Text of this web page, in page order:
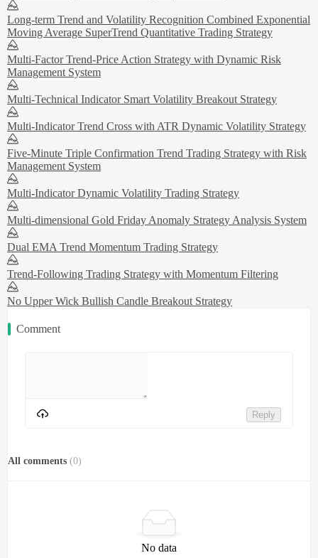
Long-term Trend and Volatility Recognition Combined Exponential
Moving Average SuperTrend Quantitative Trading Strategy
Multi-Factor Trend-Price Action Strategy with Dynamic Risk
Management System
Multi-Technical Indicator Smart Volatility Breakout Strategy
Multi-Indicator Trend Cross with ATR Dynamic Volatility Strategy
Five-Minute Triple Confirmation Trend Trading Strategy with Risk
Management System
Multi-Indicator Dynamic Volatility Trading Strategy
Multi-dimensional Gold Friday Anomaly Strategy Analysis System
Dual EMA Trend Momentum Trading Strategy
Trend-Following Trading Strategy with Momentum Filtering
No Upper Wick Bullish Candle Breakout Strategy
Comment
Reply
All comments (0)
No data